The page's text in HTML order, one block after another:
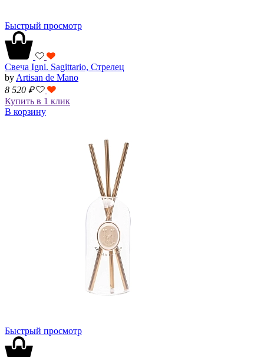
Быстрый просмотр
Свеча Igni. Sagittario, Стрелец
by Artisan de Mano
8 520 ₽
Купить в 1 клик
В корзину
Быстрый просмотр